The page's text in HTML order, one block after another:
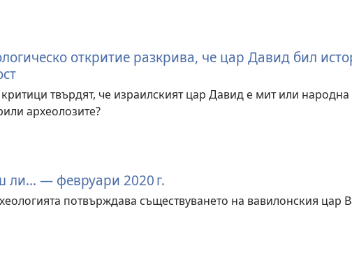
откритие разкрива, че цар Давид бил
твърдят, че израилският цар Давид е мит или народна
археолозите?
ли... — февруари 2020 г.
потвърждава съществуването на вавилонския цар